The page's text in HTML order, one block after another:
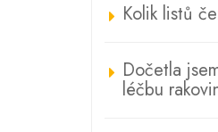
Kolik listů
Dočetla
léčbu